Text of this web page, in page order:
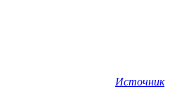
Источник